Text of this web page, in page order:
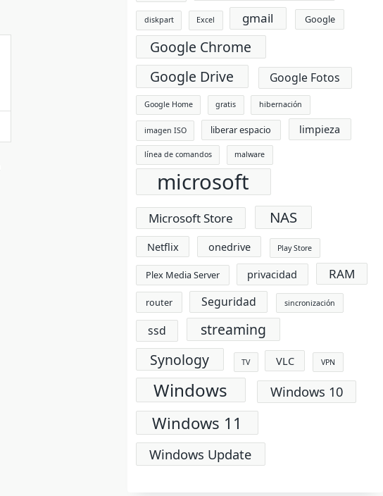
diskpart Excel gmail Google
Google Chrome
Google Drive
Google Fotos
Google Home gratis hibernación
imagen ISO liberar espacio limpieza
línea de comandos malware
microsoft
Microsoft Store NAS
Netflix onedrive Play Store
Plex Media Server privacidad RAM
router Seguridad sincronización
ssd
streaming
Synology
TV VLC VPN
Windows Windows 10
Windows 11
Windows Update